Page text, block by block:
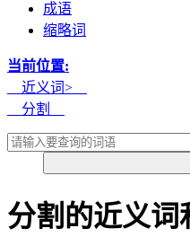
成语
缩略词
当前位置:
近义词>
分割
分割的近义词